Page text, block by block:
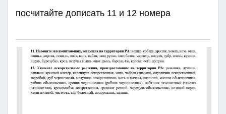
посчитайте дописать 11 и 12 номера